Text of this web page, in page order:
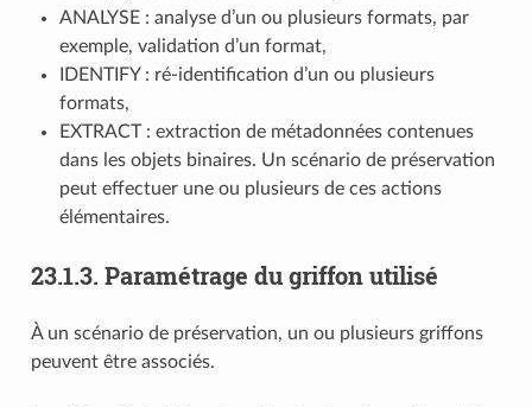
ANALYSE : analyse d’un ou plusieurs formats, par
exemple, validation d’un format,
IDENTIFY : ré-identification d’un ou plusieurs
formats,
EXTRACT : extraction de métadonnées contenues
dans les objets binaires. Un scénario de préservation
peut effectuer une ou plusieurs de ces actions
élémentaires.
23.1.3. Paramétrage du griffon utilisé
À un scénario de préservation, un ou plusieurs griffons
peuvent être associés.